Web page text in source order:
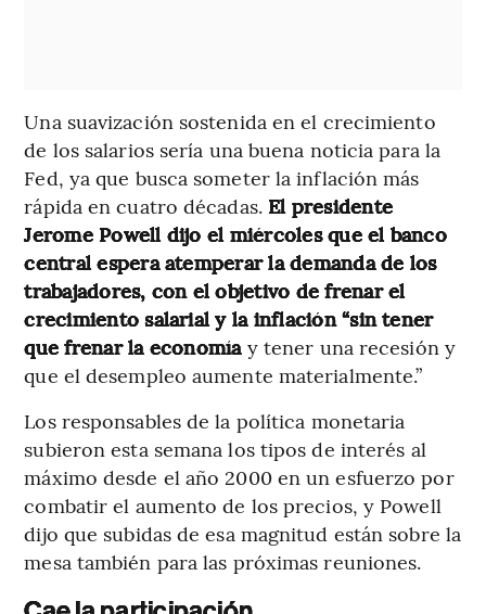
Una suavización sostenida en el crecimiento
de los salarios sería una buena noticia para la
Fed, ya que busca someter la inflación más
rápida en cuatro décadas. El presidente
Jerome Powell dijo el miércoles que el banco
central espera atemperar la demanda de los
trabajadores, con el objetivo de frenar el
crecimiento salarial y la inflación “sin tener
que frenar la economíay tener una recesión y
que el desempleo aumente materialmente.”
Los responsables de la política monetaria
subieron esta semana los tipos de interés al
máximo desde el año 2000 en un esfuerzo por
combatir el aumento de los precios, y Powell
dijo que subidas de esa magnitud están sobre la
mesa también para las próximas reuniones.